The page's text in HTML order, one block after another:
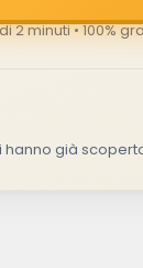
2 minuti • 100%
hanno già